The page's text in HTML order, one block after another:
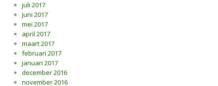
juli 2017
juni 2017
mei 2017
april 2017
maart 2017
februari 2017
januari 2017
december 2016
november 2016